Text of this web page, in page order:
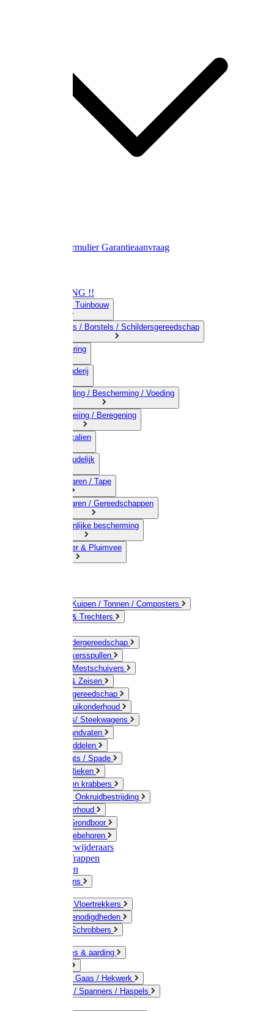
RetourformulierGarantieaanvraag
OPRUIMING !!
01) Land-& Tuinbouw
02) Bezems / Borstels / Schildersgereedschap
03) Afrastering
04) Veehouderij
05) Bestrijding / Bescherming / Voeding
06) Besproeiing / Beregening
07) Chemicalien
08) Huishoudelijk
09) Touwwaren / Tape
10) IJzerwaren / Gereedschappen
11) Persoonlijke bescherming
12) Kleindier & Pluimvee
Emmers / Kuipen / Tonnen / Composters
Jerrycans & Trechters
Hand-/ Kindergereedschap
Stratenmakersspullen
Sneeuw- / Mestschuivers
Baggeren & Zeisen
Elektrisch gereedschap
Boom / Struikonderhoud
Kruiwagens/ Steekwagens
Stelen / Handvaten
Tuinhulpmiddelen
Schop / Bats / Spade
Vorken & Rieken
Cultivator en krabbers
Schoffels / Onkruidbestrijding
Gazononderhoud
Hamers / Grondboor
Sledes / toebehoren
Onkruidverwijderaars
Ladders / Trappen
Werkbanken
Betonmolens
Bezems & Vloertrekkers
Schildersbenodigdheden
Borstels / Schrobbers
Accessoires & aarding
Geleiders / Gaas / Hekwerk
Verbinders / Spanners / Haspels